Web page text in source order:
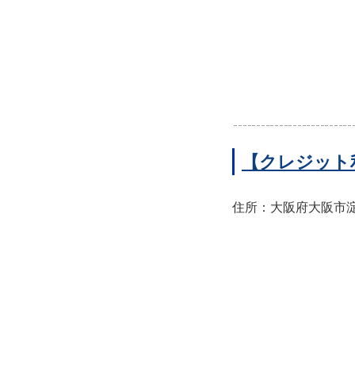
【クレジッ
住所：大阪府大阪市